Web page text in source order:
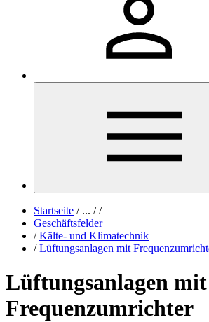
Startseite /... / /
Geschäftsfelder
/ Kälte- und Klimatechnik
/ Lüftungsanlagen mit
Lüftungsanlagen mit
Frequenzumrichter